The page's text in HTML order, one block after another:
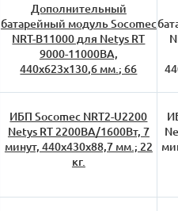
Дополнительный
батарейный модуль Socomec
NRT-B11000 для Netys RT
9000-11000ВА,
440х623х130,6 мм.; 66
ИБП Socomec NRT2-U2200
Netys RT 2200ВА/1600Вт, 7
минут, 440х430х88,7 мм.; 22
кг.